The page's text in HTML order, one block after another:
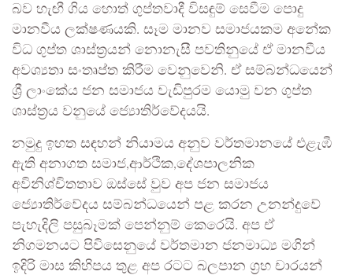
බව හැඟී ගිය හොත් ගුප්තවාදී විසඳුම් සෙවීම පොදු
මානවීය ලක්ෂණයකි. සෑම මානව සමාජයකම අනේක
විධ ගුප්ත ශාස්ත්‍රයන් නොනැසී පවතිනුයේ ඒ මානවීය
අවශ්‍යතා සංතෘප්ත කිරීම වෙනුවෙනි. ඒ සම්බන්ධයෙන්
ශ්‍රී ලාංකේය ජන සමාජය වැඩිපුරම යොමු වන ගුප්ත
ශාස්ත්‍රය වනුයේ ජ්‍යොතිර්වේදයයි.
නමුදු ඉහත සඳහන් නියාමය අනුව වර්තමානයේ එළැඹී
ඇති අනාගත සමාජ,ආර්ථික,දේශපාලනික
අවිනිශ්චිතතාව ඔස්සේ වුව අප ජන සමාජය
ජ්‍යොතිර්වේදය සම්බන්ධයෙන් පළ කරන උනන්දුවේ
පැහැදිලි පසුබෑමක් පෙන්නුම් කෙරෙයි. අප ඒ
නිගමනයට පිවිසෙනුයේ වර්තමාන ජනමාධ්‍ය මගින්
ඉදිරි මාස කිහිපය තුළ අප රටට බලපාන ග්‍රහ චාරයන්